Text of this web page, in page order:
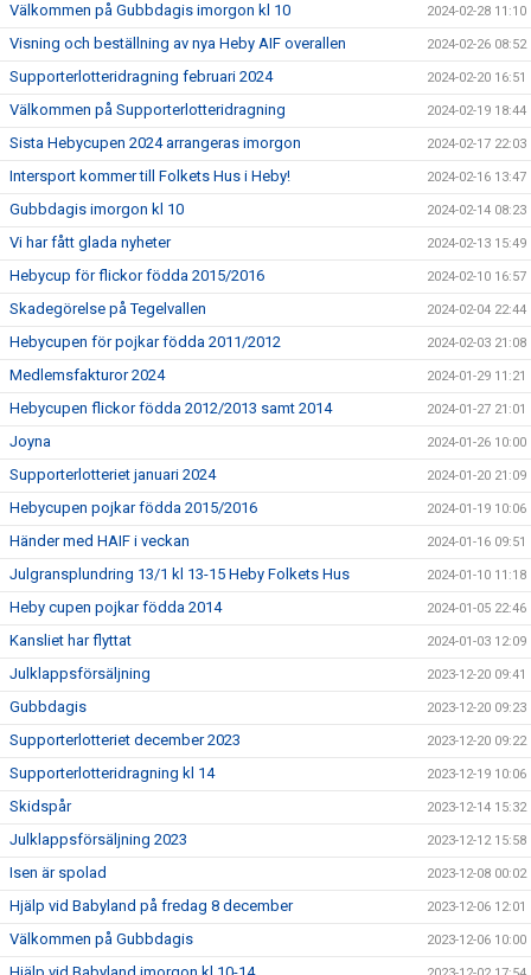
Välkommen på Gubbdagis imorgon kl 10 2024-02-28 11:10
Visning och beställning av nya Heby AIF overallen 2024-02-26 08:52
Supporterlotteridragning februari 2024 2024-02-20 16:51
Välkommen på Supporterlotteridragning 2024-02-19 18:44
Sista Hebycupen 2024 arrangeras imorgon 2024-02-17 22:03
Intersport kommer till Folkets Hus i Heby! 2024-02-16 13:47
Gubbdagis imorgon kl 10 2024-02-14 08:23
Vi har fått glada nyheter 2024-02-13 15:49
Hebycup för flickor födda 2015/2016 2024-02-10 16:57
Skadegörelse på Tegelvallen 2024-02-04 22:44
Hebycupen för pojkar födda 2011/2012 2024-02-03 21:08
Medlemsfakturor 2024 2024-01-29 11:21
Hebycupen flickor födda 2012/2013 samt 2014 2024-01-27 21:01
Joyna 2024-01-26 10:00
Supporterlotteriet januari 2024 2024-01-20 21:09
Hebycupen pojkar födda 2015/2016 2024-01-19 10:06
Händer med HAIF i veckan 2024-01-16 09:51
Julgransplundring 13/1 kl 13-15 Heby Folkets Hus 2024-01-10 11:18
Heby cupen pojkar födda 2014 2024-01-05 22:46
Kansliet har flyttat 2024-01-03 12:09
Julklappsförsäljning 2023-12-20 09:41
Gubbdagis 2023-12-20 09:23
Supporterlotteriet december 2023 2023-12-20 09:22
Supporterlotteridragning kl 14 2023-12-19 10:06
Skidspår 2023-12-14 15:32
Julklappsförsäljning 2023 2023-12-12 15:58
Isen är spolad 2023-12-08 00:02
Hjälp vid Babyland på fredag 8 december 2023-12-06 12:01
Välkommen på Gubbdagis 2023-12-06 10:00